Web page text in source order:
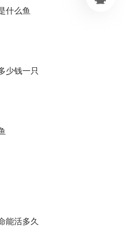
什么鱼
少钱一只
能活多久